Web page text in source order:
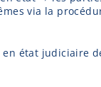
via la
état judiciaire